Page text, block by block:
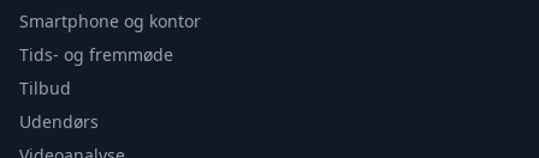
Smartphone og kontor
Tids- og fremmøde
Tilbud
Udendørs